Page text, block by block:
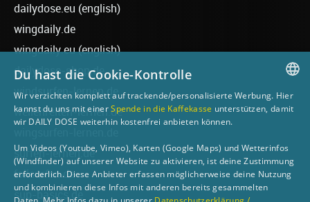
dailydose.eu (english)
wingdaily.de
wingdaily.eu(english)
dailydose-shop.de
windsurfen-lernen.de
wellenreiten-lernen.de
surfen-lernen.de
foilsurfen.de
sup-basics.de
GERMAN
Du hast die Cookie-Kontrolle
Wir verzichten komplett auf trackende/personalisierte Werbung. Hier
kannst du uns mit einerSpende in die Kaffekasse unterstützen, damit
wir DAILY DOSE weiterhin kostenfrei anbieten können.
Um Videos (Youtube, Vimeo), Karten (Google Maps) und Wetterinfos
(Windfinder) auf unserer Website zu aktivieren, ist deine Zustimmung
erforderlich. Diese Anbieter erfassen möglicherweise deine Nutzung
und kombinieren diese Infos mit anderen bereits gesammelten